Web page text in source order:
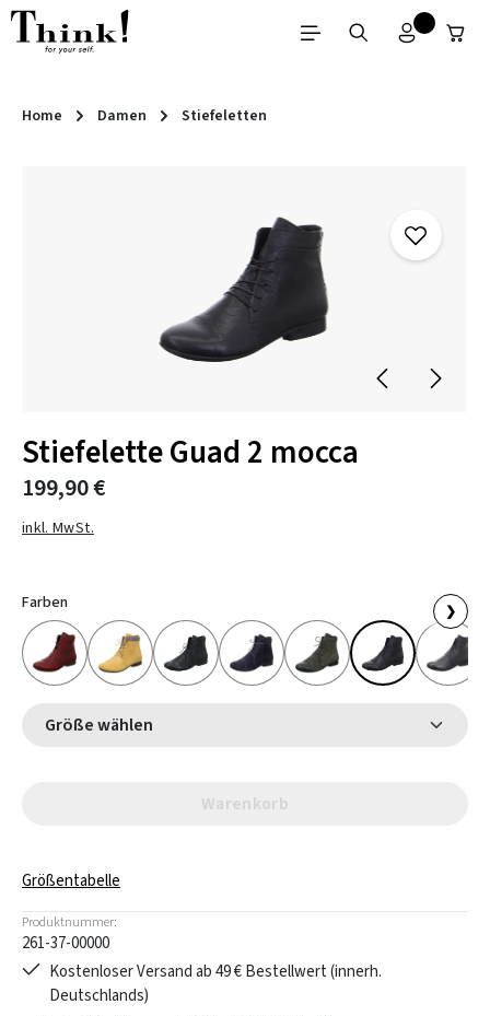
Zum Hauptinhalt springen
Home Damen Stiefeletten
Stiefelette Guad 2 mocca
199,90 €
inkl. MwSt.
Farben ❯
Größe wählen
Warenkorb
Größentabelle
Produktnummer:
261-37-00000
Kostenloser Versand ab 49 € Bestellwert (innerh.
Deutschlands)